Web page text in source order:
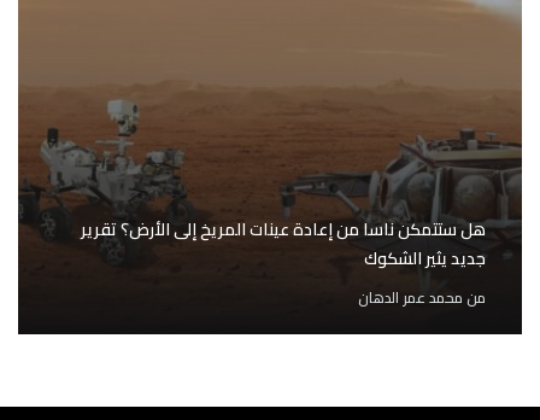
هل ستتمكن ناسا من إعادة عينات المريخ إلى الأرض؟ تقرير
جديد يثير الشكوك
من محمد عمر الدهان